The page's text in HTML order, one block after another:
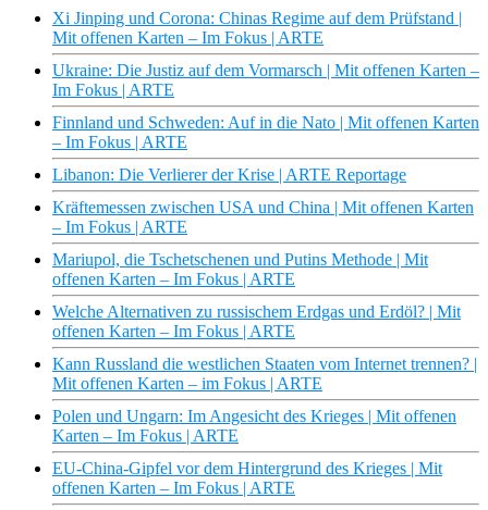
Xi Jinping und Corona: Chinas Regime auf dem Prüfstand |
Mit offenen Karten – Im Fokus | ARTE
Ukraine: Die Justiz auf dem Vormarsch | Mit offenen Karten –
Im Fokus | ARTE
Finnland und Schweden: Auf in die Nato | Mit offenen Karten
– Im Fokus | ARTE
Libanon: Die Verlierer der Krise | ARTE Reportage
Kräftemessen zwischen USA und China | Mit offenen Karten
– Im Fokus | ARTE
Mariupol, die Tschetschenen und Putins Methode | Mit
offenen Karten – Im Fokus | ARTE
Welche Alternativen zu russischem Erdgas und Erdöl? | Mit
offenen Karten – Im Fokus | ARTE
Kann Russland die westlichen Staaten vom Internet trennen? |
Mit offenen Karten – im Fokus | ARTE
Polen und Ungarn: Im Angesicht des Krieges | Mit offenen
Karten – Im Fokus | ARTE
EU-China-Gipfel vor dem Hintergrund des Krieges | Mit
offenen Karten – Im Fokus | ARTE